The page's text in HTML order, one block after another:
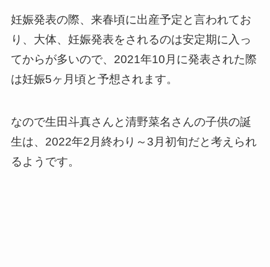
妊娠発表の際、来春頃に出産予定と言われてお
り、大体、妊娠発表をされるのは安定期に入っ
てからが多いので、2021年10月に発表された際
は妊娠5ヶ月頃と予想されます。
なので生田斗真さんと清野菜名さんの子供の誕
生は、2022年2月終わり～3月初旬だと考えられ
るようです。